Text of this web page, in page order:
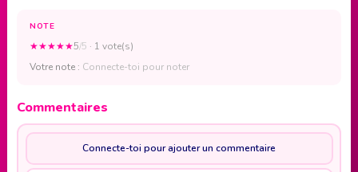
NOTE
★★★★★5/5 · 1 vote(s)
Votre note : Connecte-toi pour noter
Commentaires
Connecte-toi pour ajouter un commentaire